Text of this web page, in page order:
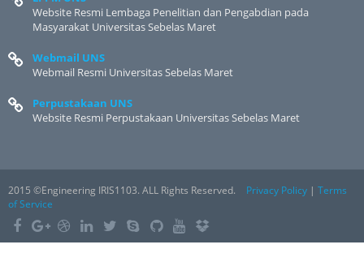
Website Resmi Lembaga Penelitian dan Pengabdian pada
Masyarakat Universitas Sebelas Maret
Webmail UNS
Webmail Resmi Universitas Sebelas Maret
Perpustakaan UNS
Website Resmi Perpustakaan Universitas Sebelas Maret
2015 ©Engineering IRIS1103. ALL Rights Reserved. Privacy Policy | Terms
of Service